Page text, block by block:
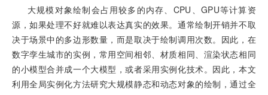
大规模对象绘制会占用较多的内存、CPU、GPU等计算资
源，如果处理不好就难以表达真实的效果。通常绘制开销并不取
决于场景中的多边形数量，而是取决于绘制调用次数。因此，在
数字孪生城市的实例，常用空间相邻、材质相同、渲染状态相同
的小模型合并成一个大模型，或者采用实例化技术。因此，本文
利用全局实例化方法研究大规模静态和动态对象的绘制，通过全